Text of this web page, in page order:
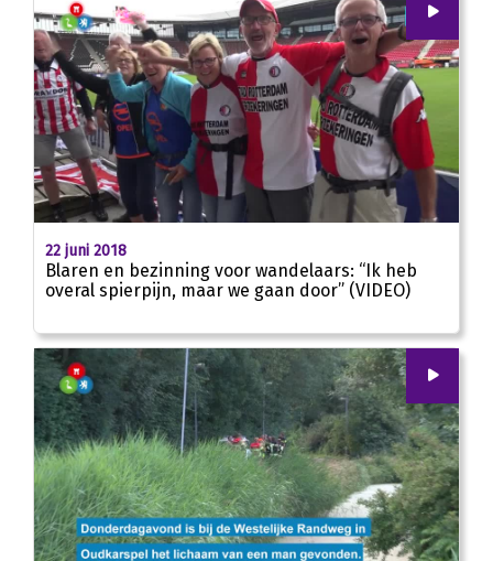
00:00
22 juni 2018
Blaren en bezinning voor wandelaars: “Ik heb
overal spierpijn, maar we gaan door” (VIDEO)
00:00